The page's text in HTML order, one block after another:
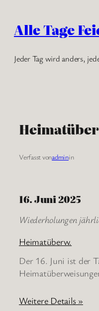
Inhalt
springen
Alle Tage
Jeder Tag wird anders,
Verfasst vonadminin
16. Juni 2025
Wiederholungen
Heimatüberw.
Der 16. Juni ist der
Weitere Details »